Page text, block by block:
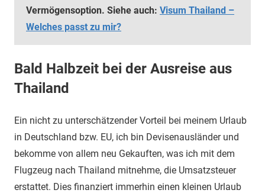
Vermögensoption. Siehe auch: Visum Thailand –
Welches passt zu mir?
Bald Halbzeit bei der Ausreise aus
Thailand
Ein nicht zu unterschätzender Vorteil bei meinem Urlaub
in Deutschland bzw. EU, ich bin Devisenausländer und
bekomme von allem neu Gekauften, was ich mit dem
Flugzeug nach Thailand mitnehme, die Umsatzsteuer
erstattet. Dies finanziert immerhin einen kleinen Urlaub